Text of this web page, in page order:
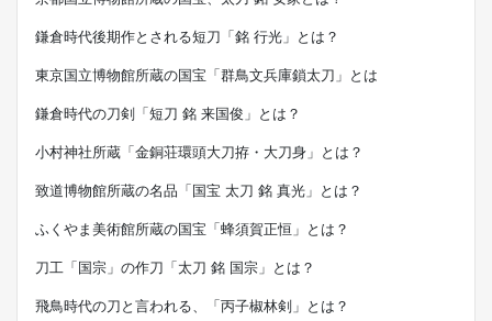
鎌倉時代後期作とされる短刀「銘 行光」とは？
東京国立博物館所蔵の国宝「群鳥文兵庫鎖太刀」とは
鎌倉時代の刀剣「短刀 銘 来国俊」とは？
小村神社所蔵「金銅荘環頭大刀拵・大刀身」とは？
致道博物館所蔵の名品「国宝 太刀 銘 真光」とは？
ふくやま美術館所蔵の国宝「蜂須賀正恒」とは？
刀工「国宗」の作刀「太刀 銘 国宗」とは？
飛鳥時代の刀と言われる、「丙子椒林剣」とは？